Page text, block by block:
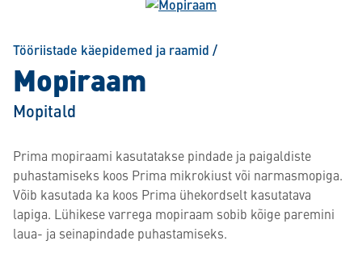
Tööriistade käepidemed ja raamid /
Mopiraam
Mopitald
Prima mopiraami kasutatakse pindade ja paigaldiste
puhastamiseks koos Prima mikrokiust või narmasmopiga.
Võib kasutada ka koos Prima ühekordselt kasutatava
lapiga. Lühikese varrega mopiraam sobib kõige paremini
laua- ja seinapindade puhastamiseks.